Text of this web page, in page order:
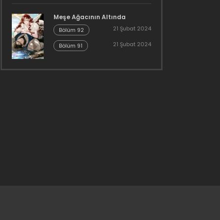
Meşe Ağacının Altında
Bölüm 92 21 Şubat 2024
Bölüm 91 21 Şubat 2024